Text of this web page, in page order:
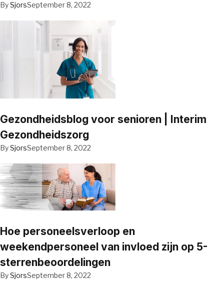
BySjorsSeptember 8, 2022
Gezondheidsblog voor senioren | Interim
Gezondheidszorg
BySjorsSeptember 8, 2022
Hoe personeelsverloop en
weekendpersoneel van invloed zijn op 5-
sterrenbeoordelingen
BySjorsSeptember 8, 2022